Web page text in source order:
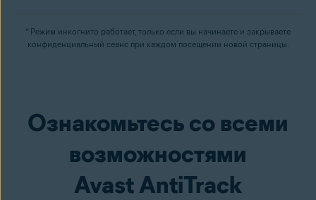
* Режим инкогнито работает, только если вы начинаете и закрываете
конфиденциальный сеанс при каждом посещении новой страницы.
Ознакомьтесь со всеми
возможностями
Avast AntiTrack